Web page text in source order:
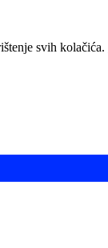
svih kolačića.